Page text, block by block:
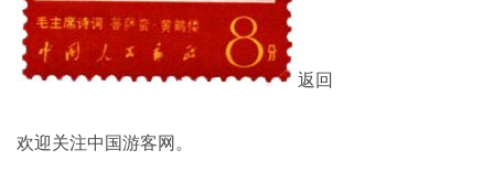
返回
欢迎关注中国游客网。